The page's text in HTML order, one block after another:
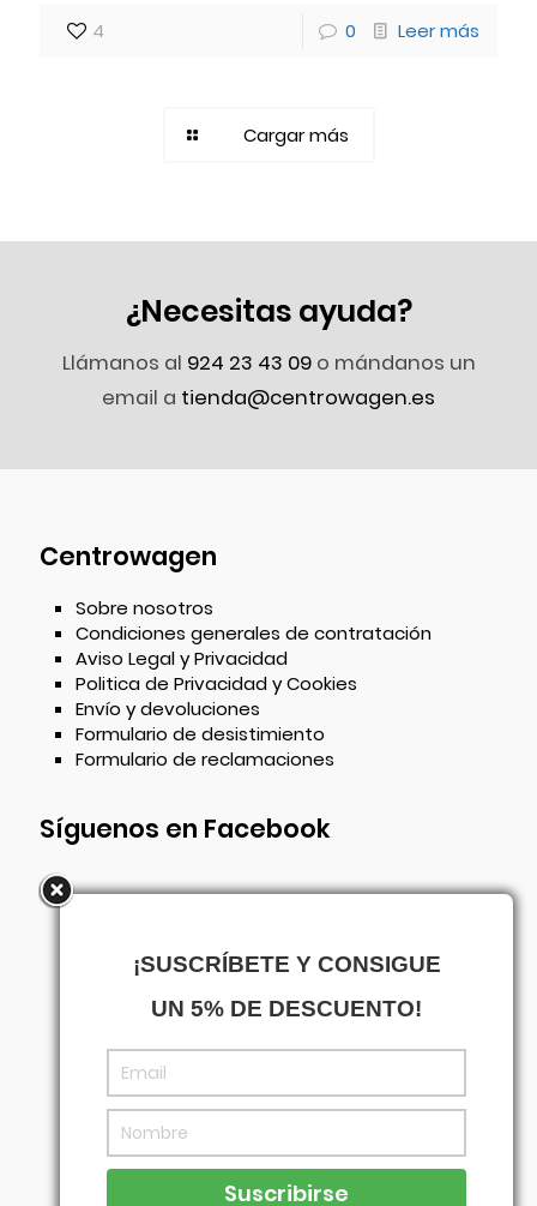
4 0 Leer más
Cargar más
¿Necesitas ayuda?
Llámanos al 924 23 43 09o mándanos un
email a tienda@centrowagen.es
Centrowagen
Sobre nosotros
Condiciones generales de contratación
Aviso Legal y Privacidad
Politica de Privacidad y Cookies
Envío y devoluciones
Formulario de desistimiento
Formulario de reclamaciones
Síguenos en Facebook
¡SUSCRÍBETE Y CONSIGUE
UN 5% DE DESCUENTO!